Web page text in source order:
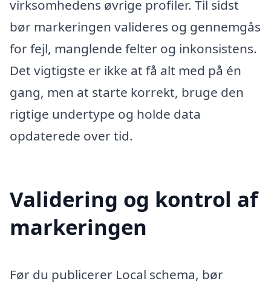
virksomhedens øvrige profiler. Til sidst
bør markeringen valideres og gennemgås
for fejl, manglende felter og inkonsistens.
Det vigtigste er ikke at få alt med på én
gang, men at starte korrekt, bruge den
rigtige undertype og holde data
opdaterede over tid.
Validering og kontrol af
markeringen
Før du publicerer Local schema, bør